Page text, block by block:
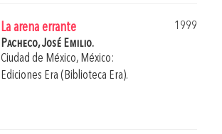
La arena errante
1999
Pacheco, José Emilio.
Ciudad de México, México:
Ediciones Era (Biblioteca Era).